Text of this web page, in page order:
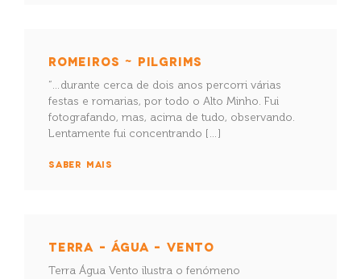
ROMEIROS ~ PILGRIMS
“…durante cerca de dois anos percorri várias
festas e romarias, por todo o Alto Minho. Fui
fotografando, mas, acima de tudo, observando.
Lentamente fui concentrando […]
SABER MAIS
TERRA – ÁGUA – VENTO
Terra Água Vento ilustra o fenómeno